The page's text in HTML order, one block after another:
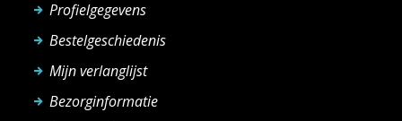
Profielgegevens
Bestelgeschiedenis
Mijn verlanglijst
Bezorginformatie